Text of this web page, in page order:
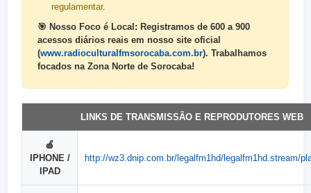
regulamentar.
🎯 Nosso Foco é Local: Registramos de 600 a 900
acessos diários reais em nosso site oficial
(www.radioculturalfmsorocaba.com.br). Trabalhamos
focados na Zona Norte de Sorocaba!
LINKS DE TRANSMISSÃO E REPRODUTORES WEB
🍏
IPHONE /
IPAD
http://wz3.dnip.com.br/legalfm1hd/legalfm1hd.stream/